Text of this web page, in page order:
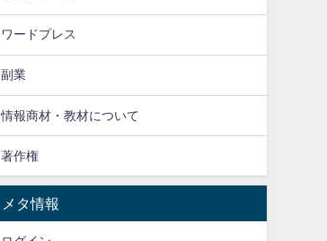
ワードプレス
副業
情報商材・教材について
著作権
メタ情報